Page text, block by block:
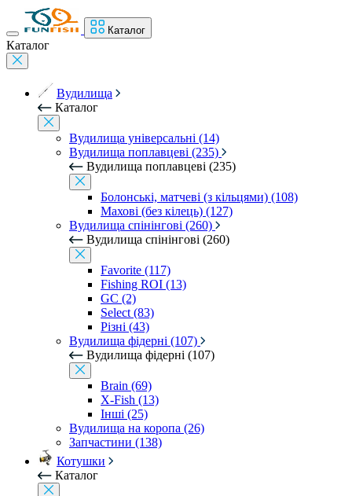
Каталог
Каталог
Вудилища
Каталог
Вудилища універсальні (14)
Вудилища поплавцеві (235)
Вудилища поплавцеві (235)
Болонські, матчеві (з кільцями) (108)
Махові (без кілець) (127)
Вудилища спінінгові (260)
Вудилища спінінгові (260)
Favorite (117)
Fishing ROI (13)
GC (2)
Select (83)
Різні (43)
Вудилища фідерні (107)
Вудилища фідерні (107)
Brain (69)
X-Fish (13)
Інші (25)
Вудилища на коропа (26)
Запчастини (138)
Котушки
Каталог